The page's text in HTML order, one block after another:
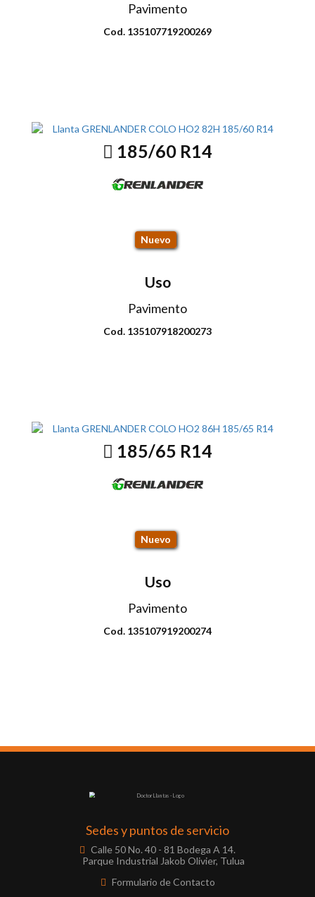
Pavimento
Cod. 135107719200269
185/60 R14
Nuevo
Uso
Pavimento
Cod. 135107918200273
185/65 R14
Nuevo
Uso
Pavimento
Cod. 135107919200274
Sedes y puntos de servicio
Calle 50 No. 40 - 81 Bodega A 14.
Parque Industrial Jakob Olivier, Tulua
Formulario de Contacto